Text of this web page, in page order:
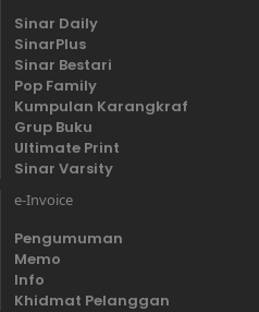
Sinar Daily
SinarPlus
Sinar Bestari
Pop Family
Kumpulan Karangkraf
Grup Buku
Ultimate Print
Sinar Varsity
e-Invoice
Pengumuman
Memo
Info
Khidmat Pelanggan